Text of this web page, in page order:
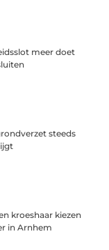
meer doet
steeds
kroeshaar kiezen
in Arnhem